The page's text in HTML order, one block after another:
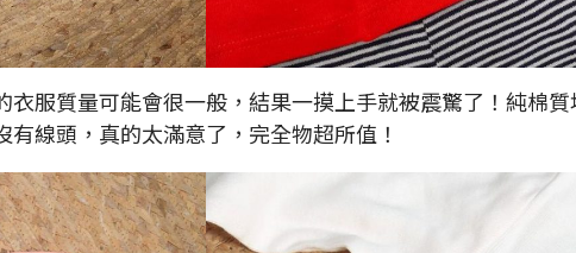
服質量可能會很一般，結果一摸上手就被震驚了！純棉
線頭，真的太滿意了，完全物超所值！